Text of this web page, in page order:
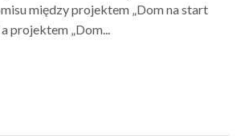
między projektem „Dom na start
projektem „Dom...